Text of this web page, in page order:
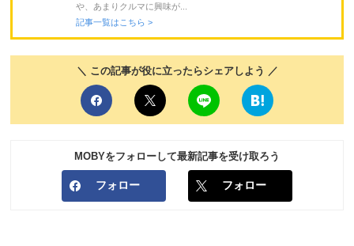
や、あまりクルマに興味が...
記事一覧はこちら >
＼ この記事が役に立ったらシェアしよう ／
MOBYをフォローして最新記事を受け取ろう
フォロー フォロー